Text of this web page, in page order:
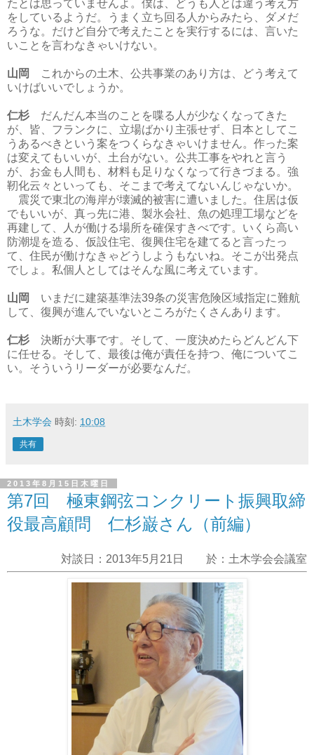
たとは思っていませんよ。僕は、どうも人とは違う考え方
をしているようだ。うまく立ち回る人からみたら、ダメだ
ろうな。だけど自分で考えたことを実行するには、言いた
いことを言わなきゃいけない。
山岡
これからの土木、公共事業のあり方は、どう考えて
いけばいいでしょうか。
仁杉 だんだん本当のことを喋る人が少なくなってきた
が、皆、フランクに、立場ばかり主張せず、日本としてこ
うあるべきという案をつくらなきゃいけません。作った案
は変えてもいいが、土台がない。公共工事をやれと言う
が、お金も人間も、材料も足りなくなって行きづまる。強
靭化云々といっても、そこまで考えてないんじゃないか。
震災で東北の海岸が壊滅的被害に遭いました。住居は仮
でもいいが、真っ先に港、製氷会社、魚の処理工場などを
再建して、人が働ける場所を確保すきべです。いくら高い
防潮堤を造る、仮設住宅、復興住宅を建てると言ったっ
て、住民が働けなきゃどうしようもないね。そこが出発点
でしょ。私個人としてはそんな風に考えています。
山岡
いまだに建築基準法39条の災害危険区域指定に難航
して、復興が進んでいないところがたくさんあります。
仁杉 決断が大事です。そして、一度決めたらどんどん下
に任せる。そして、最後は俺が責任を持つ、俺についてこ
い。そういうリーダーが必要なんだ。
土木学会 時刻: 10:08
共有
2013年8月15日木曜日
第7回 極東鋼弦コンクリート振興取締
役最高顧問 仁杉巌さん（前編）
対談日：2013年5月21日 於：土木学会会議室